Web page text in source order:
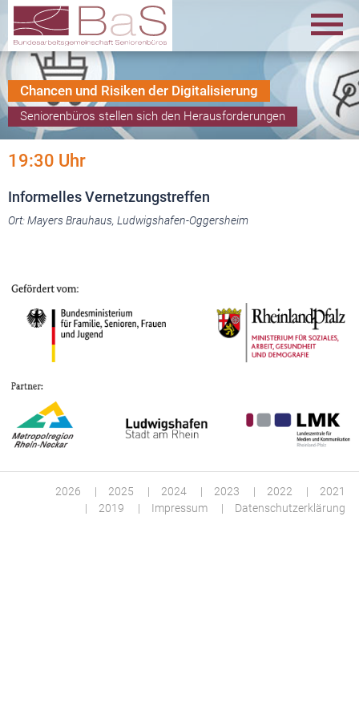
Chancen und Risiken der Digitalisierung
Seniorenbüros stellen sich den Herausforderungen
19:30 Uhr
Informelles Vernetzungstreffen
Ort: Mayers Brauhaus, Ludwigshafen-Oggersheim
2026 2025 2024 2023 2022
2021
2019
Impressum Datenschutzerklärung